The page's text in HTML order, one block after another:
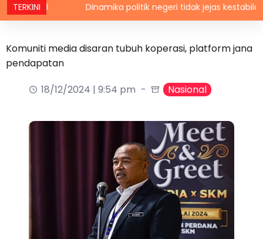
TERKINI Dinamika politik negeri tidak jejas kestabilan
Komuniti media disaran tubuh koperasi, platform jana
pendapatan
18/12/2024 | 9:54 pm
Nasional